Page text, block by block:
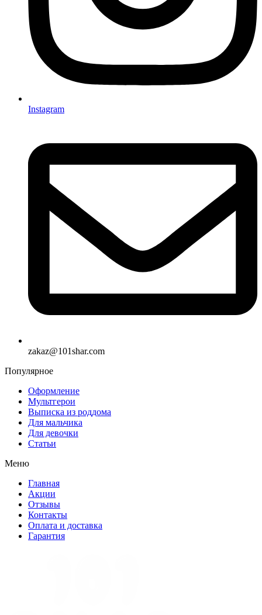
Instagram
zakaz@101shar.com
Популярное
Оформление
Мультгерои
Выписка из роддома
Для мальчика
Для девочки
Статьи
Меню
Главная
Акции
Отзывы
Контакты
Оплата и доставка
Гарантия